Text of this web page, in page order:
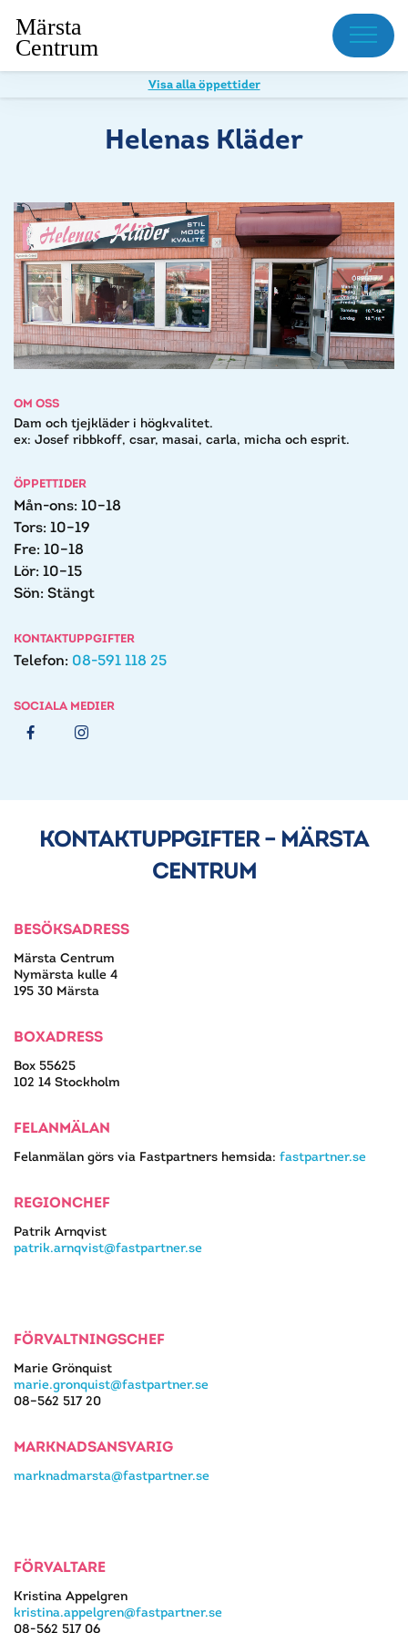
Meny
Visa alla öppettider
Helenas Kläder
OM OSS
Dam och tjejkläder i högkvalitet.
ex: Josef ribbkoff, csar, masai, carla, micha och esprit.
ÖPPETTIDER
Mån-ons: 10–18
Tors: 10–19
Fre: 10–18
Lör: 10–15
Sön: Stängt
KONTAKTUPPGIFTER
Telefon: 08-591 118 25
SOCIALA MEDIER
KONTAKTUPPGIFTER – MÄRSTA
CENTRUM
BESÖKSADRESS
Märsta Centrum
Nymärsta kulle 4
195 30 Märsta
BOXADRESS
Box 55625
102 14 Stockholm
FELANMÄLAN
Felanmälan görs via Fastpartners hemsida: fastpartner.se
REGIONCHEF
Patrik Arnqvist
patrik.arnqvist@fastpartner.se
FÖRVALTNINGSCHEF
Marie Grönquist
marie.gronquist@fastpartner.se
08–562 517 20
MARKNADSANSVARIG
marknadmarsta@fastpartner.se
FÖRVALTARE
Kristina Appelgren
kristina.appelgren@fastpartner.se
08-562 517 06